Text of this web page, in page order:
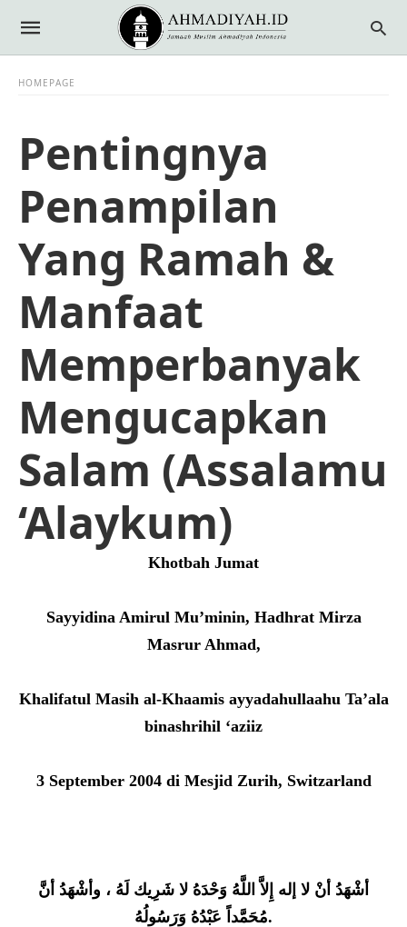
HOMEPAGE
Pentingnya
Penampilan
Yang Ramah &
Manfaat
Memperbanyak
Mengucapkan
Salam (Assalamu
‘Alaykum)
Khotbah Jumat
Sayyidina Amirul Mu’minin, Hadhrat Mirza
Masrur Ahmad,
Khalifatul Masih al-Khaamis ayyadahullaahu Ta’ala
binashrihil ‘aziiz
3 September 2004 di Mesjid Zurih, Switzarland
أشْهَدُ أنْ لا إله إِلاَّ اللَّهُ وَحْدَهُ لا شَرِيك لَهُ ، وأشْهَدُ أنَّ
مُحَمَّداً عَبْدُهُ وَرَسُولُهُ.